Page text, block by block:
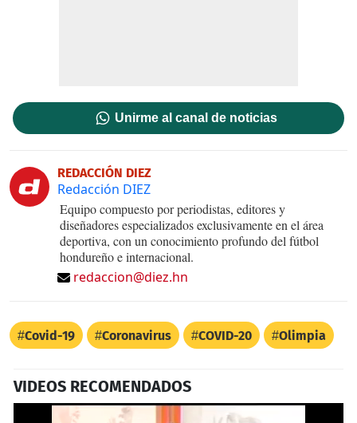
Unirme al canal de noticias
REDACCIÓN DIEZ
Redacción DIEZ
Equipo compuesto por periodistas, editores y
diseñadores especializados exclusivamente en el área
deportiva, con un conocimiento profundo del fútbol
hondureño e internacional.
redaccion@diez.hn
Covid-19 Coronavirus COVID-20 Olimpia
VIDEOS RECOMENDADOS